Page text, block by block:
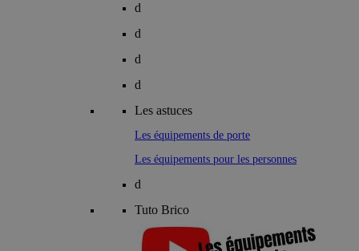
d
d
d
d
Les astuces
Les équipements de porte
Les équipements pour les personnes
d
Tuto Brico